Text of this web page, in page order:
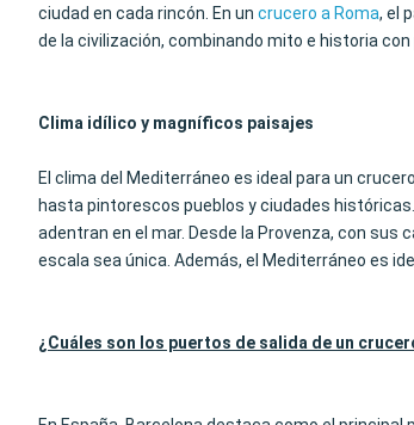
ciudad en cada rincón. En un crucero a Roma, el
de la civilización, combinando mito e historia con
Clima idílico y magníficos paisajes
El clima del Mediterráneo es ideal para un
hasta pintorescos pueblos y ciudades
adentran en el mar. Desde la Provenza, con
escala sea única. Además, el Mediterráneo es
¿Cuáles son los puertos de salida de un